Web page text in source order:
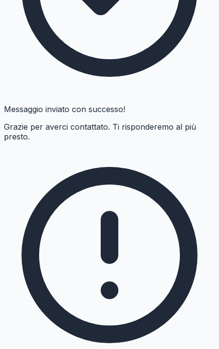
Messaggio inviato con successo!
Grazie per averci contattato. Ti risponderemo al più
presto.